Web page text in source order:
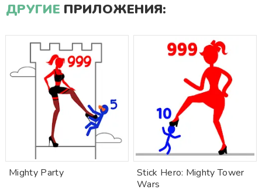
ДРУГИЕ ПРИЛОЖЕНИЯ:
Mighty Party
Stick Hero: Mighty Tower
Wars